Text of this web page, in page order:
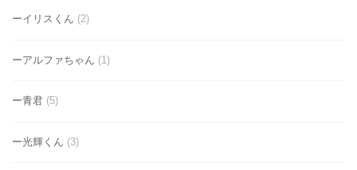
ーイリスくん (2)
ーアルファちゃん (1)
ー青君 (5)
ー光輝くん (3)